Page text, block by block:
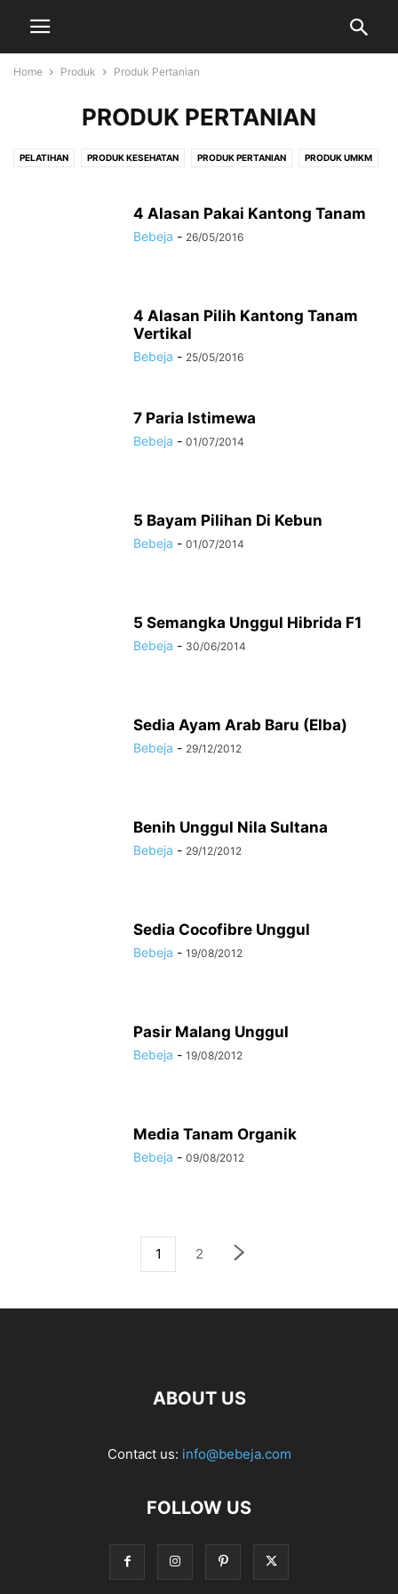
Home Produk Produk Pertanian
PRODUK PERTANIAN
PELATIHAN PRODUK KESEHATAN PRODUK PERTANIAN PRODUK UMKM
4 Alasan Pakai Kantong Tanam
Bebeja - 26/05/2016
4 Alasan Pilih Kantong Tanam
Vertikal
Bebeja - 25/05/2016
7 Paria Istimewa
Bebeja - 01/07/2014
5 Bayam Pilihan Di Kebun
Bebeja - 01/07/2014
5 Semangka Unggul Hibrida F1
Bebeja - 30/06/2014
Sedia Ayam Arab Baru (Elba)
Bebeja - 29/12/2012
Benih Unggul Nila Sultana
Bebeja - 29/12/2012
Sedia Cocofibre Unggul
Bebeja - 19/08/2012
Pasir Malang Unggul
Bebeja - 19/08/2012
Media Tanam Organik
Bebeja - 09/08/2012
1 2
ABOUT US
Contact us: info@bebeja.com
FOLLOW US